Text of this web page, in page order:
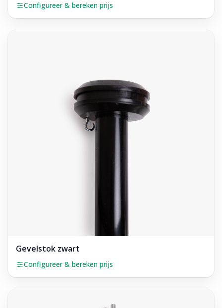
Configureer & bereken prijs
Gevelstok zwart
Configureer & bereken prijs